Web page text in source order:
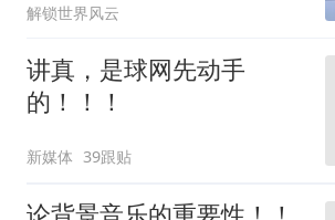
解锁世界风云
讲真，是球网先动手
的！！！
新媒体 39跟贴